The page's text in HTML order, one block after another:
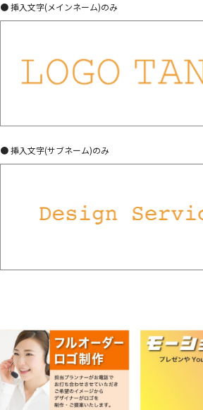
● 挿入文字(メインネーム)のみ
● 挿入文字(サブネーム)のみ